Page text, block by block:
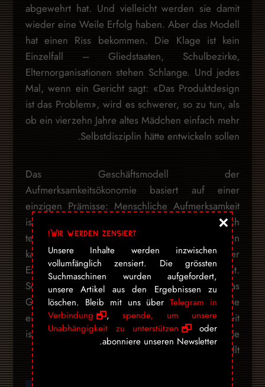
abgewehrt hat. Und vielleicht werden sie damit
wieder eine Weile Erfolg haben. Aber das Modell
hat einen Riss bekommen. Die Klage ist kein
Einzelfall – Gliedstaaten, Schulbezirke,
Elternorganisationen stehen Schlange. Und jedes
Mal, wenn ein Gericht sagt: «Das Produktdesign
ist das Problem», wird es schwerer, so zu tun, als
ob ein vierzehn Jahre altes Mädchen einfach mehr
Selbstdisziplin hätte entwickeln sollen.
Das Geschäftsmodell der
Aufmerksamkeitsökonomie basiert auf einer
einzigen Prämisse: Menschliche Aufmerksamkeit
ist eine handelbare Ressource, die man durch
technisches Design extrahieren und verkaufen
kann – ohne Rücksicht auf das, was dieser
Extraktionsprozess mit dem Menschen macht.
Sechs Millionen Dollar für eine kaputte Seele. Das
Gericht hat einen Preis festgesetzt. Die
eigentliche Frage ist, ob die Gesellschaft bereit
ist, diesen Preis ernstzunehmen – oder ob sie
lieber weiterscrollt…
Wir werden zensiert!
Unsere Inhalte werden inzwischen
vollumfänglich zensiert. Die grössten
Suchmaschinen wurden aufgefordert,
unsere Artikel aus den Ergebnissen zu
löschen. Bleib mit uns überTelegram in
Verbindung
, spende, um unsere
Unabhängigkeit zu unterstützen
oder
abonniere unseren Newsletter.
×